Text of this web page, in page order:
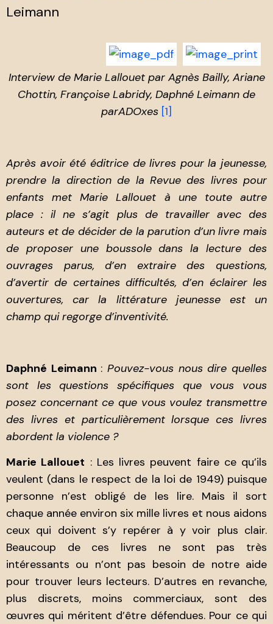
Leimann
Interview de Marie Lallouet par Agnès Bailly, Ariane
Chottin, Françoise Labridy, Daphné Leimann de
parADOxes [1]
Après avoir été éditrice de livres pour la jeunesse,
prendre la direction de la Revue des livres pour
enfants met Marie Lallouet à une toute autre
place : il ne s’agit plus de travailler avec des
auteurs et de décider de la parution d’un livre mais
de proposer une boussole dans la lecture des
ouvrages parus, d’en extraire des questions,
d’avertir de certaines difficultés, d’en éclairer les
ouvertures, car la littérature jeunesse est un
champ qui regorge d’inventivité.
Daphné Leimann :Pouvez-vous nous dire quelles
sont les questions spécifiques que vous vous
posez concernant ce que vous voulez transmettre
des livres et particulièrement lorsque ces livres
abordent la violence ?
Marie Lallouet : Les livres peuvent faire ce qu’ils
veulent (dans le respect de la loi de 1949) puisque
personne n’est obligé de les lire. Mais il sort
chaque année environ six mille livres et nous aidons
ceux qui doivent s’y repérer à y voir plus clair.
Beaucoup de ces livres ne sont pas très
intéressants ou n’ont pas besoin de notre aide
pour trouver leurs lecteurs. D’autres en revanche,
plus discrets, moins commerciaux, sont des
œuvres qui méritent d’être défendues. Pour ce qui